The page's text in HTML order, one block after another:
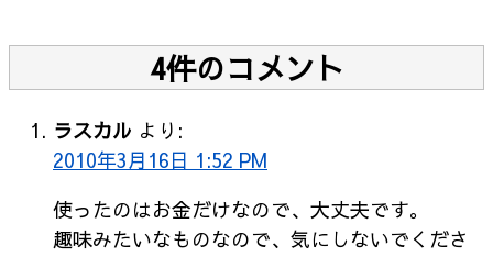
4件のコメント
ラスカル より:
2010年3月16日 1:52 PM
使ったのはお金だけなので、大丈夫です。
趣味みたいなものなので、気にしないでくださ